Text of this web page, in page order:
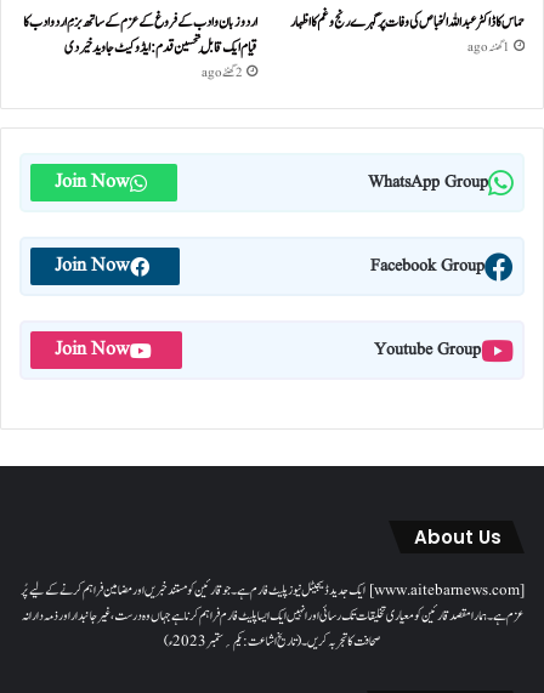
حماس کا ڈاکٹر عبداللہ الخباص کی وفات پر گہرے رنج وغم کااظہار
1 گھنٹہ ago
اردو زبان و ادب کے فروغ کے عزم کے ساتھ بزمِ اردو ادب کا
قیام ایک قابلِ تحسین قدم : ایڈوکیٹ جاوید خیردی
2 گھنٹے ago
WhatsApp Group
Join Now
Facebook Group
Join Now
Youtube Group
Join Now
About Us
[www.aitebarnews.com] ایک جدید ڈیجیٹل نیوز پلیٹ فارم ہے۔ جو قارئین کو مستند خبریں اور مضامین فراہم کرنے کے لیے پُر
عزم ہے۔ ہمارا مقصدقارئین کو معیاری تخلیقات تک رسائی اور انہیں ایک ایسا پلیٹ فارم فراہم کرنا ہے جہاں وہ درست، غیر جانبدار اور ذمہ دارانہ
صحافت کا تجربہ کریں۔( تاریخ اشاعت : یکم؍ ستمبر 2023ء)